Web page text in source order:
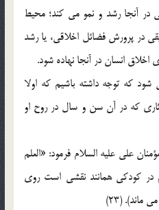
در آنجا رشد و نمو مي كند؛ محيط
در پرورش فضائل اخلاقي، يا رشد
اخلاق انسان در آنجا نهاده شود.
كه توجه داشته باشيم كه اولا
كه در آن سن و سال در روح او
علي عليه السلام فرمود: «العلم
در كودكي همانند نقشي است روي
ماند). (23)